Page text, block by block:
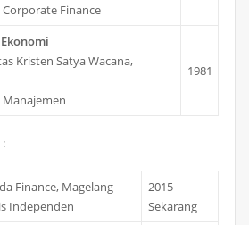
Corporate Finance
Ekonomi
Kristen Satya Wacana,
Manajemen
1981
Finance, Magelang
Independen
2015 –
Sekarang